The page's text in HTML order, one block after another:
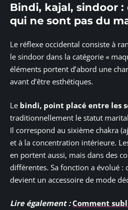
Bindi, kajal, sindoor :
qui ne sont pas du
Le réflexe occidental consiste à
le sindoor dans la catégorie «
éléments portent d’abord une
avant d’être esthétiques.
Le bindi, point placé entre les
traditionnellement le statut
Il correspond au sixième chakra
et à la concentration intérieure.
en portent aussi, mais dans des
différentes. Sa fonction a évolué :
devient un accessoire de mode
Lire également : Comment